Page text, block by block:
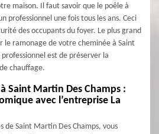
maison. Il faut savoir que le poêle à
professionnel une fois tous les ans. Ceci
des occupants du foyer. Le plus grand
le ramonage de votre cheminée à Saint
est de préserver la
chauffage.
Saint Martin Des Champs :
avec l’entreprise La
de Saint Martin Des Champs, vous